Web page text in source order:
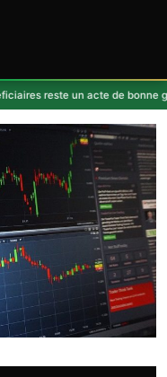
un acte de bonne gestion